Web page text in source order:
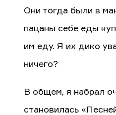
Они тогда были в
пацаны себе еды
им еду. Я их дико
ничего?
В общем, я набрал
становилась